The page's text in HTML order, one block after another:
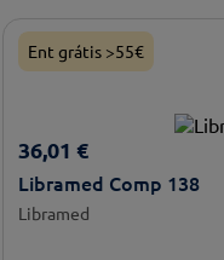
Ent grátis >55€
36,01 €
Libramed Comp 138
Libramed